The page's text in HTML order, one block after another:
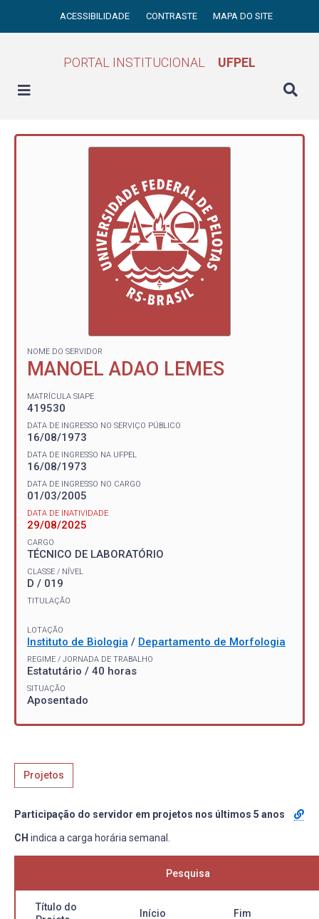
ACESSIBILIDADE CONTRASTE MAPA DO SITE
PORTAL INSTITUCIONAL UFPEL
NOME DO SERVIDOR
MANOEL ADAO LEMES
MATRÍCULA SIAPE
419530
DATA DE INGRESSO NO SERVIÇO PÚBLICO
16/08/1973
DATA DE INGRESSO NA UFPEL
16/08/1973
DATA DE INGRESSO NO CARGO
01/03/2005
DATA DE INATIVIDADE
29/08/2025
CARGO
TÉCNICO DE LABORATÓRIO
CLASSE / NÍVEL
D / 019
TITULAÇÃO
LOTAÇÃO
Instituto de Biologia / Departamento de Morfologia
REGIME / JORNADA DE TRABALHO
Estatutário / 40 horas
SITUAÇÃO
Aposentado
Projetos
Participação do servidor em projetos nos últimos 5 anos
CH indica a carga horária semanal.
Pesquisa
Título do
Início Fim